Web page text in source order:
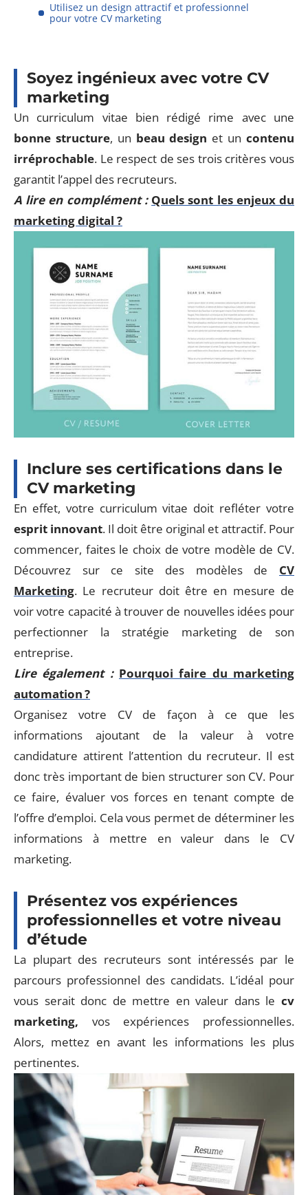
Utilisez un design attractif et professionnel
pour votre CV marketing
Soyez ingénieux avec votre CV
marketing
Un curriculum vitae bien rédigé rime avec une
bonne structure, un beau design et uncontenu
irréprochable. Le respect de ses trois critères vous
garantit l’appel des recruteurs.
A lire en complément : Quels sont les enjeux du
marketing digital ?
Inclure ses certifications dans le
CV marketing
En effet, votre curriculum vitae doit refléter votre
esprit innovant. Il doit être original et attractif. Pour
commencer, faites le choix de votre modèle de CV.
Découvrez sur ce site des modèles de CV
Marketing. Le recruteur doit être en mesure de
voir votre capacité à trouver de nouvelles idées pour
perfectionner la stratégie marketing de son
entreprise.
Lire également : Pourquoi faire du marketing
automation ?
Organisez votre CV de façon à ce que les
informations ajoutant de la valeur à votre
candidature attirent l’attention du recruteur. Il est
donc très important de bien structurer son CV. Pour
ce faire, évaluer vos forces en tenant compte de
l’offre d’emploi. Cela vous permet de déterminer les
informations à mettre en valeur dans le CV
marketing.
Présentez vos expériences
professionnelles et votre niveau
d’étude
La plupart des recruteurs sont intéressés par le
parcours professionnel des candidats. L’idéal pour
vous serait donc de mettre en valeur dans le cv
marketing, vos expériences professionnelles.
Alors, mettez en avant les informations les plus
pertinentes.